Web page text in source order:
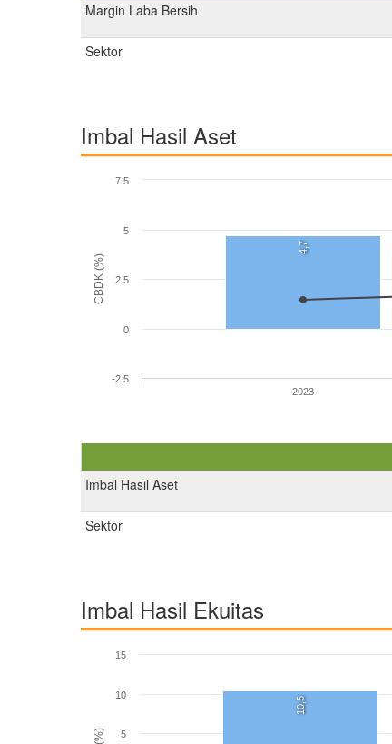
Margin Laba Bersih
Sektor
Imbal Hasil Aset
CBDK (%)
4,7
2023
-2.5
0
2.5
5
7.5
Imbal Hasil Aset
Sektor
Imbal Hasil Ekuitas
10,5
5
10
15